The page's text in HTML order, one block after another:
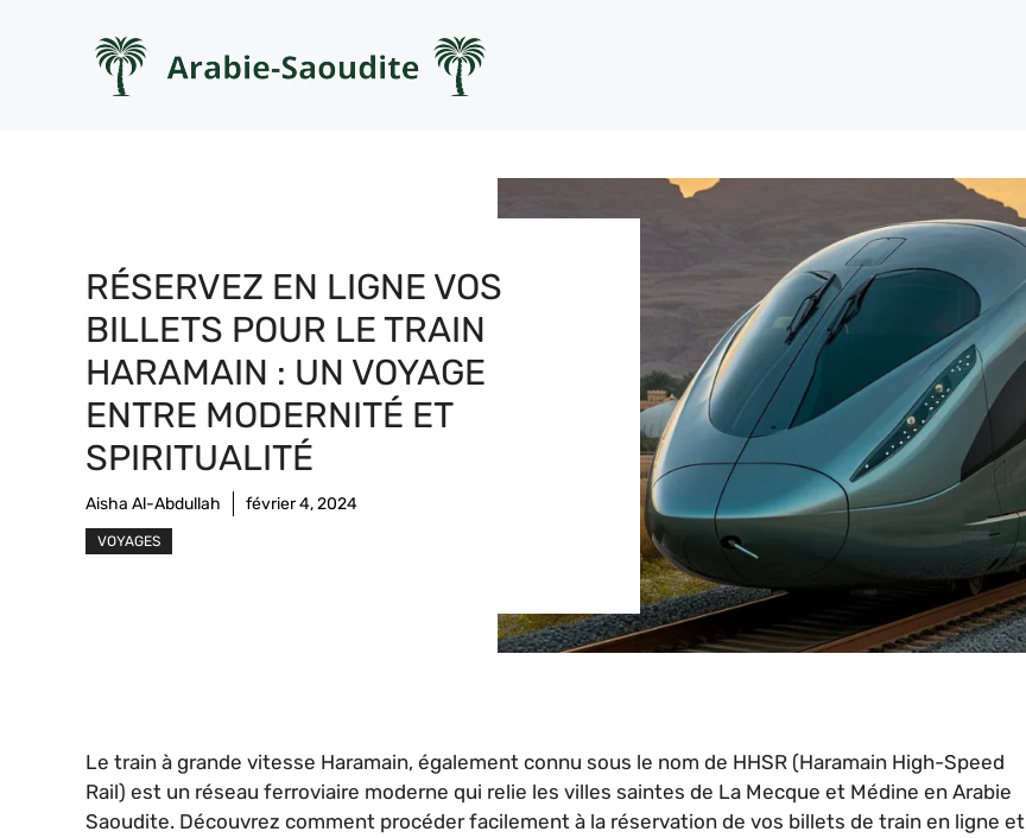
RÉSERVEZ EN LIGNE VOS
BILLETS POUR LE TRAIN
HARAMAIN : UN VOYAGE
ENTRE MODERNITÉ ET
SPIRITUALITÉ
Aisha Al-Abdullah février 4, 2024
VOYAGES
Le train à grande vitesse Haramain, également connu sous le nom de HHSR (Haramain High-Speed
Rail) est un réseau ferroviaire moderne qui relie les villes saintes de La Mecque et Médine en Arabie
Saoudite. Découvrez comment procéder facilement à la réservation de vos billets de train en ligne et